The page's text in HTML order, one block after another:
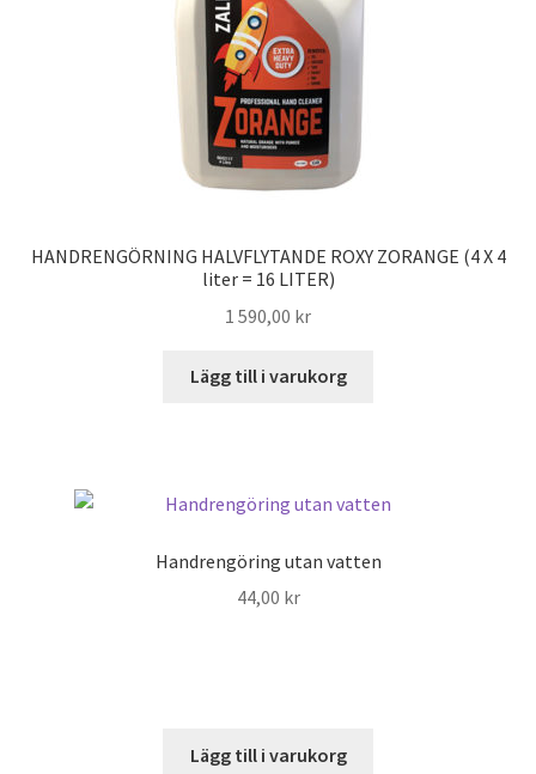
HANDRENGÖRNING HALVFLYTANDE ROXY ZORANGE (4 X 4
liter = 16 LITER)
1 590,00 kr
Lägg till i varukorg
Handrengöring utan vatten
44,00 kr
Lägg till i varukorg